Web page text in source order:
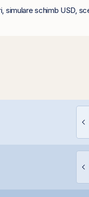
simulare schimb USD,